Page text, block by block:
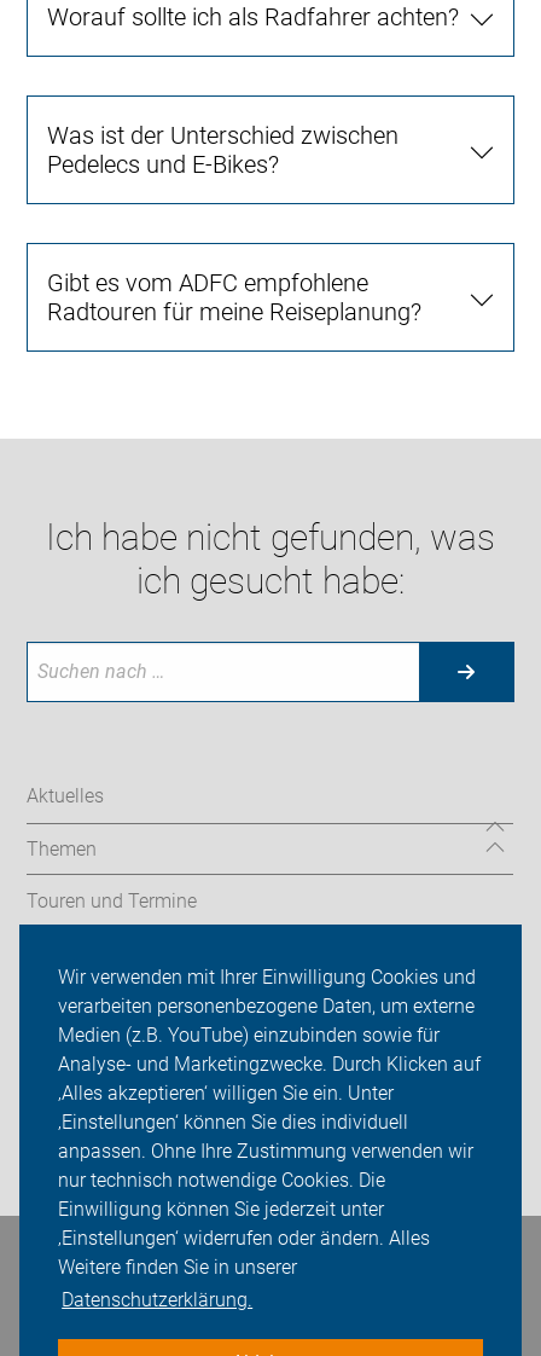
Wir verwenden mit Ihrer Einwilligung Cookies und
verarbeiten personenbezogene Daten, um externe
Medien (z.B. YouTube) einzubinden sowie für
Analyse- und Marketingzwecke. Durch Klicken auf
‚Alles akzeptieren‘ willigen Sie ein. Unter
‚Einstellungen‘ können Sie dies individuell
anpassen. Ohne Ihre Zustimmung verwenden wir
nur technisch notwendige Cookies. Die
Einwilligung können Sie jederzeit unter
‚Einstellungen‘ widerrufen oder ändern. Alles
Weitere finden Sie in unserer
Datenschutzerklärung.
Worauf sollte ich als Radfahrer achten?
Was ist der Unterschied zwischen
Pedelecs und E-Bikes?
Gibt es vom ADFC empfohlene
Radtouren für meine Reiseplanung?
Ich habe nicht gefunden, was
ich gesucht habe:
Aktuelles
Themen
Touren und Termine
ADFC Tübingen
Sei dabei
Presse
Login
Bleiben Sie in Kontakt